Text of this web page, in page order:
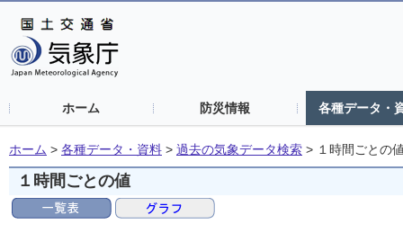
ホーム 防災情報 各種データ・
ホーム > 各種データ・資料 > 過去の気象データ検索 > １時間ごとの
１時間ごとの値